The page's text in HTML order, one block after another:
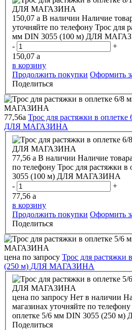
150,07 a В наличии Наличие
уточняйте по телефону Трос для
мм DIN 3055 (100 м) ДЛЯ
-
+
150,07 a
в корзину
Продолжить покупки Оформить
Поделиться
77,56a Трос для растяжки в
ДЛЯ МАГАЗИНА
77,56 a В наличии Наличие
по телефону Трос для растяжки
3055 (100 м) ДЛЯ МАГАЗИНА
-
+
77,56 a
в корзину
Продолжить покупки Оформить
Поделиться
цена по запросу Трос для растяжки
(250 м) ДЛЯ МАГАЗИНА
цена по запросу Нет в наличии
магазинах уточняйте по телефону
оплетке 5/6 мм DIN 3055 (250
Поделиться